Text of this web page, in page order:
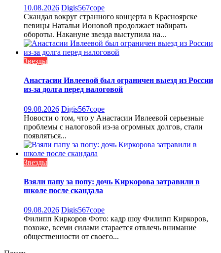
10.08.2026 Digis567cope
Скандал вокруг странного концерта в Красноярске
певицы Натальи Ионовой продолжает набирать
обороты. Накануне звезда выступила на...
Звезды
Анастасии Ивлеевой был ограничен выезд из России
из-за долга перед налоговой
09.08.2026 Digis567cope
Новости о том, что у Анастасии Ивлеевой серьезные
проблемы с налоговой из-за огромных долгов, стали
появляться...
Звезды
Взяли папу за попу: дочь Киркорова затравили в
школе после скандала
09.08.2026 Digis567cope
Филипп Киркоров Фото: кадр шоу Филипп Киркоров,
похоже, всеми силами старается отвлечь внимание
общественности от своего...